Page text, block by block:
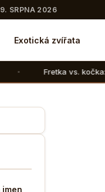
9. SRPNA 2026
Exotická zvířata
kočka: V čem se liší
jmen